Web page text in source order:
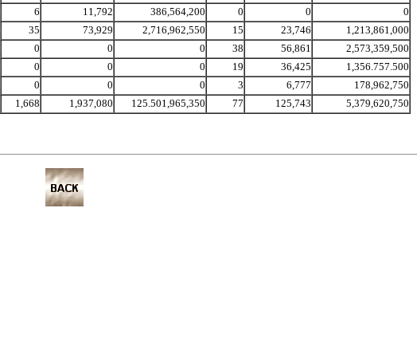
6 11,792 386,564,200 0 0 0
35 73,929 2,716,962,550 15 23,746 1,213,861,000
0 0 0 38 56,861 2,573,359,500
0 0 0 19 36,425 1,356.757.500
0 0 0 3 6,777 178,962,750
1,668 1,937,080 125.501,965,350 77 125,743 5,379,620,750